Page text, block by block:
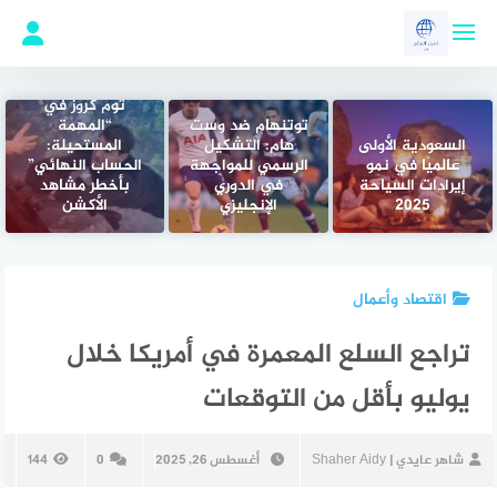
السعودية الأولى
عالميًا في نمو
إيرادات السياحة
2025
توتنهام ضد وست
هام: التشكيل
الرسمي للمواجهة
في الدوري
الإنجليزي
توم كروز في
“المهمة
المستحيلة:
الحساب النهائي”
بأخطر مشاهد
الأكشن
اقتصاد وأعمال
تراجع السلع المعمرة في أمريكا خلال
يوليو بأقل من التوقعات
شاهر عايدي | Shaher Aidy أغسطس 26, 2025 0
144